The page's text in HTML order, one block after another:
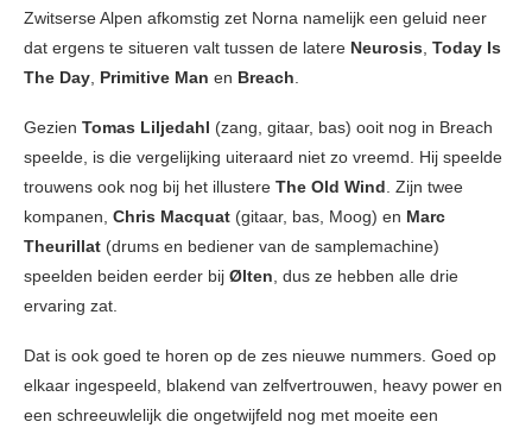
Zwitserse Alpen afkomstig zet Norna namelijk een geluid neer
dat ergens te situeren valt tussen de latere Neurosis, Today Is
The Day, Primitive Man en Breach.
Gezien Tomas Liljedahl (zang, gitaar, bas) ooit nog in Breach
speelde, is die vergelijking uiteraard niet zo vreemd. Hij speelde
trouwens ook nog bij het illustere The Old Wind. Zijn twee
kompanen, Chris Macquat (gitaar, bas, Moog) en Marc
Theurillat (drums en bediener van de samplemachine)
speelden beiden eerder bij Ølten, dus ze hebben alle drie
ervaring zat.
Dat is ook goed te horen op de zes nieuwe nummers. Goed op
elkaar ingespeeld, blakend van zelfvertrouwen, heavy power en
een schreeuwlelijk die ongetwijfeld nog met moeite een